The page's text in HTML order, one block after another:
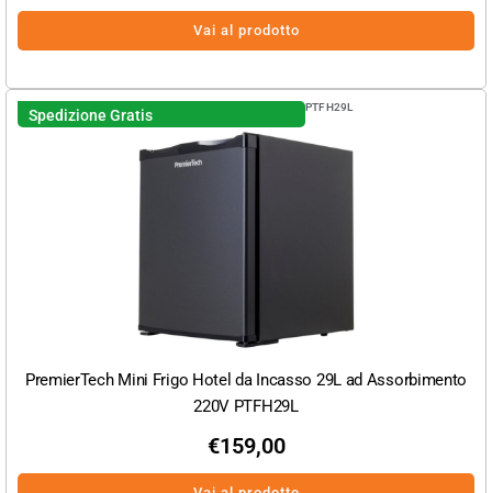
Vai al prodotto
Spedizione Gratis PTFH29L
PremierTech Mini Frigo Hotel da Incasso 29L ad Assorbimento
220V PTFH29L
€159,00